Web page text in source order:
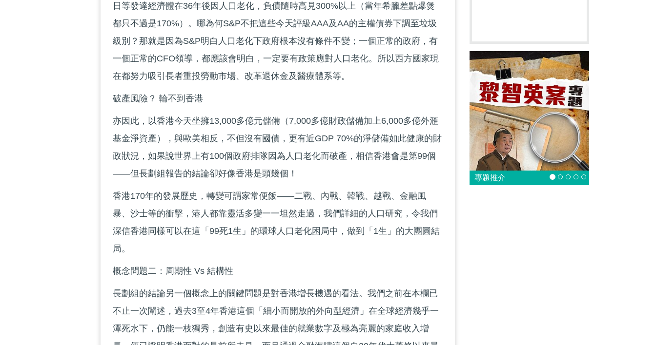
日等發達經濟體在36年後因人口老化，負債隨時高見300%以上（當年希臘差點爆煲
都只不過是170%）。哪為何S&P不把這些今天評級AAA及AA的主權債券下調至垃圾
級別？那就是因為S&P明白人口老化下政府根本沒有條件不變；一個正常的政府，有
一個正常的CFO領導，都應該會明白，一定要有政策應對人口老化。所以西方國家現
在都努力吸引長者重投勞動市場、改革退休金及醫療體系等。
破產風險？ 輪不到香港
亦因此，以香港今天坐擁13,000多億元儲備（7,000多億財政儲備加上6,000多億外滙
基金淨資產），與歐美相反，不但沒有國債，更有近GDP 70%的淨儲備如此健康的財
政狀況，如果說世界上有100個政府排隊因為人口老化而破產，相信香港會是第99個
——但長劃組報告的結論卻好像香港是頭幾個！
香港170年的發展歷史，轉變可謂家常便飯——二戰、內戰、韓戰、越戰、金融風
暴、沙士等的衝擊，港人都靠靈活多變一一坦然走過，我們詳細的人口研究，令我們
深信香港同樣可以在這「99死1生」的環球人口老化困局中，做到「1生」的大團圓結
局。
概念問題二：周期性 Vs 結構性
長劃組的結論另一個概念上的關鍵問題是對香港增長機遇的看法。我們之前在本欄已
不止一次闡述，過去3至4年香港這個「細小而開放的外向型經濟」在全球經濟幾乎一
潭死水下，仍能一枝獨秀，創造有史以來最佳的就業數字及極為亮麗的家庭收入增
專題推介